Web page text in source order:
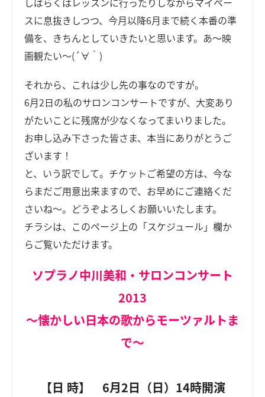
スに息抜きしつつ、今月以降6月まで続く本番の準
備を、きちんとしていきたいと思います。あ～映
画観たい～(´∀｀)
それから、これは少し先の事なのですが。
6月2日の私のサロンコンサートですが、大変あり
がたいことに残席が少なくなってまいりました。
お申し込み下さった皆さま、本当にありがとうご
ざいます！
と、いう訳でして。チケットご希望の方は、今な
らまだご用意出来ますので、お早めにご連絡くだ
さいね～。どうぞよろしくお願いいたします。
チラシは、このページ上の「スケジュール」欄か
らご覧いただけます。
ソプラノ中川美和・サロンコンサート
2013
～懐かしい日本の歌からモーツァルトま
で～
【日 時】 6月2日（日）14時開演